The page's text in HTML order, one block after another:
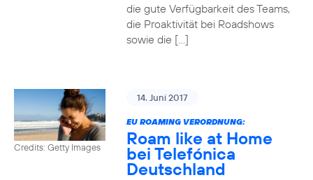
die gute Verfügbarkeit des Teams,
die Proaktivität bei Roadshows
sowie die […]
Credits: Getty Images
14. Juni 2017
EU ROAMING VERORDNUNG:
Roam like at Home
bei Telefónica
Deutschland